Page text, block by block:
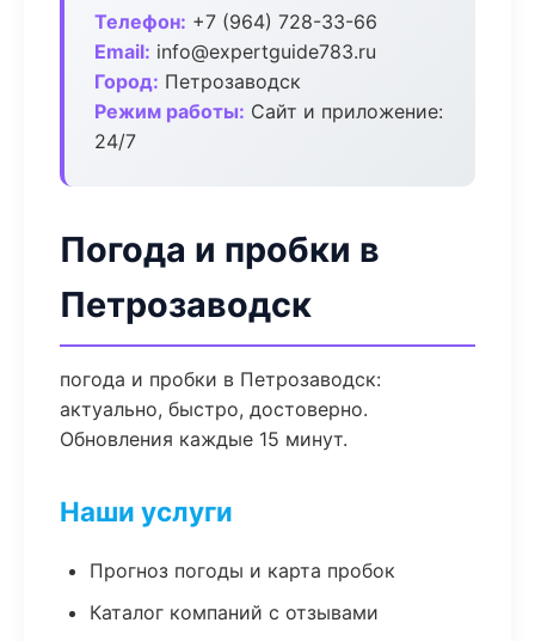
Телефон: +7 (964) 728-33-66
Email: info@expertguide783.ru
Город: Петрозаводск
Режим работы: Сайт и приложение:
24/7
Погода и пробки в
Петрозаводск
погода и пробки в Петрозаводск:
актуально, быстро, достоверно.
Обновления каждые 15 минут.
Наши услуги
Прогноз погоды и карта пробок
Каталог компаний с отзывами